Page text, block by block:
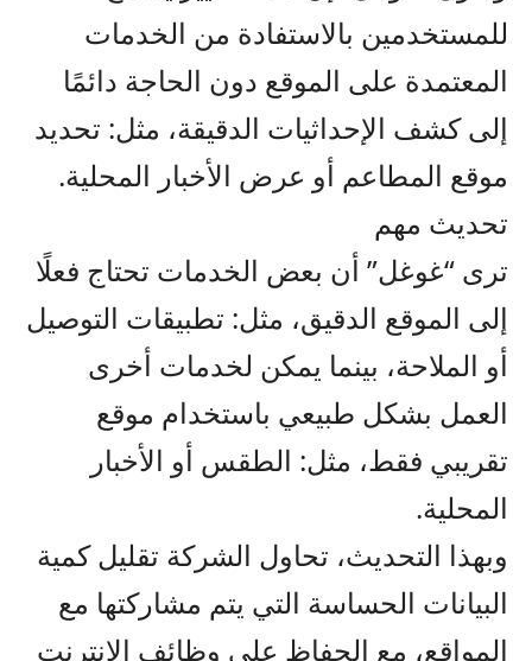
للمستخدمين بالاستفادة من الخدمات
المعتمدة على الموقع دون الحاجة دائمًا
إلى كشف الإحداثيات الدقيقة، مثل: تحديد
موقع المطاعم أو عرض الأخبار المحلية.
تحديث مهم
ترى “غوغل” أن بعض الخدمات تحتاج فعلًا
إلى الموقع الدقيق، مثل: تطبيقات التوصيل
أو الملاحة، بينما يمكن لخدمات أخرى
العمل بشكل طبيعي باستخدام موقع
تقريبي فقط، مثل: الطقس أو الأخبار
المحلية.
وبهذا التحديث، تحاول الشركة تقليل كمية
البيانات الحساسة التي يتم مشاركتها مع
المواقع، مع الحفاظ على وظائف الإنترنت